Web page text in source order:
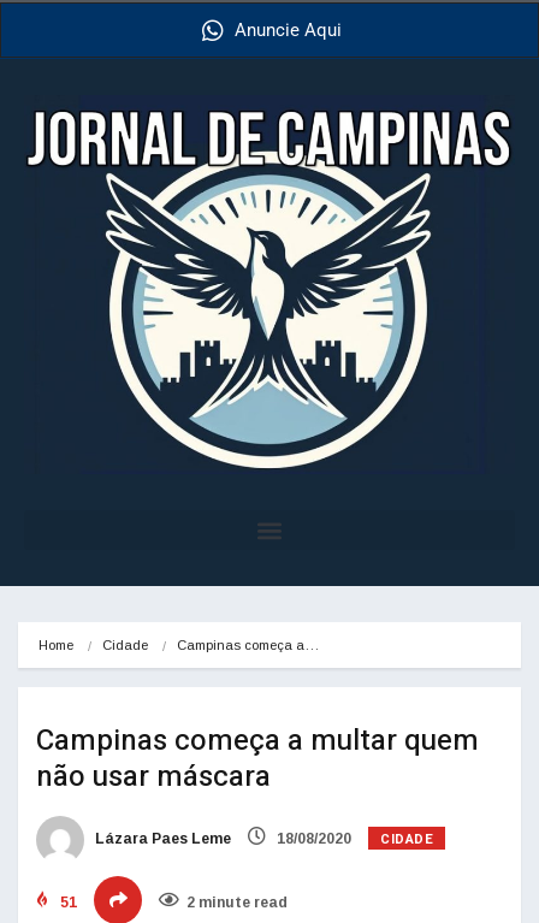
Anuncie Aqui
Home Cidade Campinas começa a…
Campinas começa a multar quem
não usar máscara
Lázara Paes Leme 18/08/2020 CIDADE
51 2 minute read